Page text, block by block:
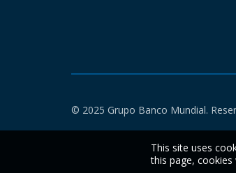
© 2025 Grupo Banco Mundial.
This site uses
this page,